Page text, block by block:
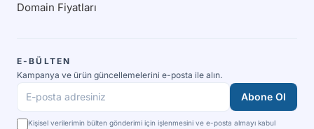
Domain Fiyatları
E-BÜLTEN
Kampanya ve ürün güncellemelerini e-posta ile alın.
E-posta adresiniz
Abone Ol
Kişisel verilerimin bülten gönderimi için işlenmesini ve e-posta almayı kabul